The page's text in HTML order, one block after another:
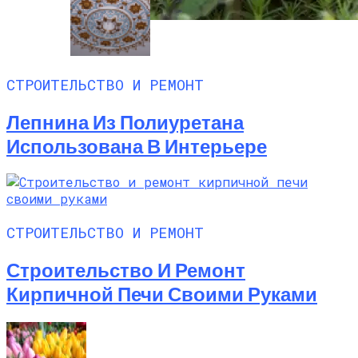
Что Такое Княженика, Где Произрастает
Ягода, Как Выглядит И Как Вырастить
СТРОИТЕЛЬСТВО И РЕМОНТ
Лепнина Из Полиуретана
Использована В Интерьере
СТРОИТЕЛЬСТВО И РЕМОНТ
Строительство И Ремонт
Кирпичной Печи Своими Руками